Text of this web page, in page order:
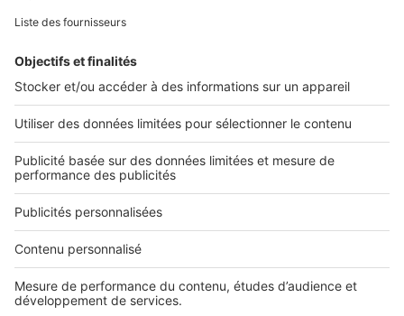
Retrouvez-nous sur ...
L'ENTREPRISE
Nous contacter
Nous recrutons
NOS APPLICATIONS
Découvrez nos applications